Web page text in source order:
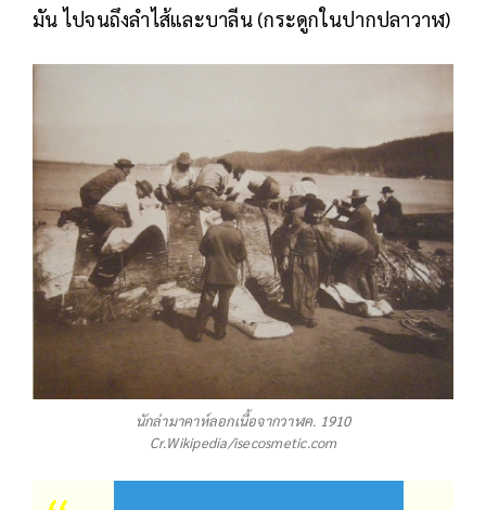
มัน ไปจนถึงลำไส้และบาลีน (กระดูกในปากปลาวาฬ)
นักล่ามาคาห์ลอกเนื้อจากวาฬค. 1910
Cr.Wikipedia/isecosmetic.com